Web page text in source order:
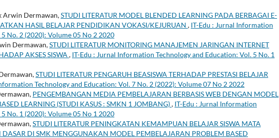
Arwin Dermawan,STUDI LITERATUR MODEL BLENDED LEARNING PADA BERBAGAI E-
HASIL BELAJAR PENDIDIKAN VOKASI/KEJURUAN , IT-Edu : Jurnal Information
No. 2 (2020): Volume 05 No 2 2020
Dermawan,STUDI LITERATUR MONITORING MANAJEMEN JARINGAN INTERNET
AKSES SISWA , IT-Edu : Jurnal Information Technology and Education: Vol. 5 No. 1
STUDI LITERATUR PENGARUH BEASISWA TERHADAP PRESTASI BELAJAR
Technology and Education: Vol. 7 No. 2 (2022): Volume 07 No 2 2022
PENGEMBANGAN MEDIA PEMBELAJARAN BERBASIS WEB DENGAN MODEL
LEARNING (STUDI KASUS : SMKN 1 JOMBANG), IT-Edu : Jurnal Information
No. 1 (2020): Volume 05 No 1 2020
STUDI LITERATUR PENINGKATAN KEMAMPUAN BELAJAR SISWA MATA
DI SMK MENGGUNAKAN MODEL PEMBELAJARAN PROBLEM BASED